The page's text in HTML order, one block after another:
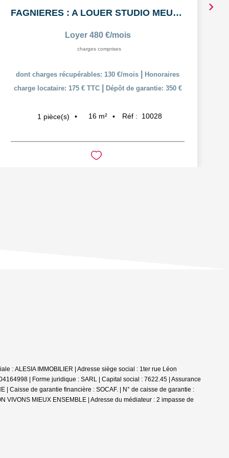
FAGNIERES : A LOUER STUDIO MEUBLÉ
Loyer 480 €/mois
charges comprises
dont charges récupérables: 130 €/mois
Honoraires
charge locataire: 175 € TTC
Dépôt de garantie: 350 €
1 pièce(s) 16 m² Réf : 10028
: ALESIA IMMOBILIER | Adresse siège social : 1ter rue Léon
| Forme juridique : SARL | Capital social : 7622.45 | Assurance
Caisse de garantie financière : SOCAF. | N° de caisse de garantie :
VIVONS MIEUX ENSEMBLE | Adresse du médiateur : 2 impasse de